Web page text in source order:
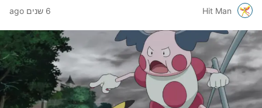
Hit Man 6 שנים ago